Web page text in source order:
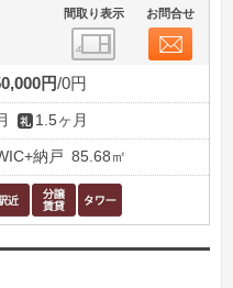
間取り表示 お問合せ
円 0円
1.5ヶ月
納戸 85.68㎡